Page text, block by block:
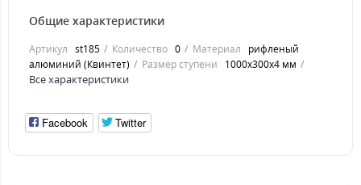
Общие характеристики
Артикул st185 Количество 0 Материал
рифленый
алюминий (Квинтет)
Размер ступени 1000x300x4 мм
Все характеристики
Facebook Twitter